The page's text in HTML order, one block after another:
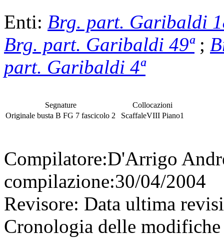
Enti: Brg. part. Garibaldi
Brg. part. Garibaldi 49ª;
part. Garibaldi 4ª
Segnature
Originale busta B FG 7 fascicolo 2
Collocazioni
ScaffaleVIII Piano1
Compilatore:D'Arrigo
compilazione:30/04/2004
Revisore: Data ultima
Cronologia delle